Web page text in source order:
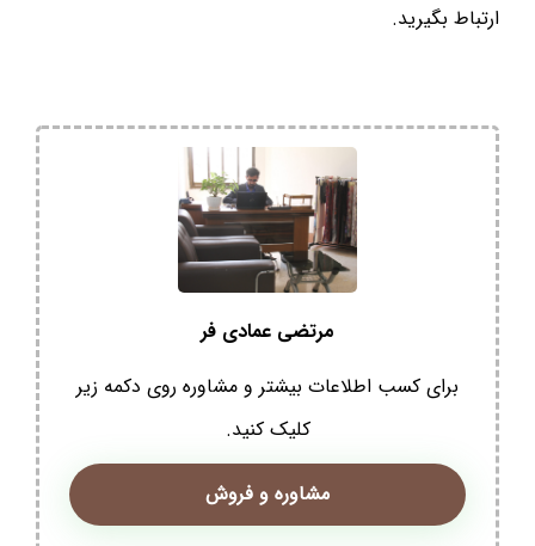
ارتباط بگیرید.
مرتضی عمادی فر
برای کسب اطلاعات بیشتر و مشاوره روی دکمه زیر
کلیک کنید.
مشاوره و فروش